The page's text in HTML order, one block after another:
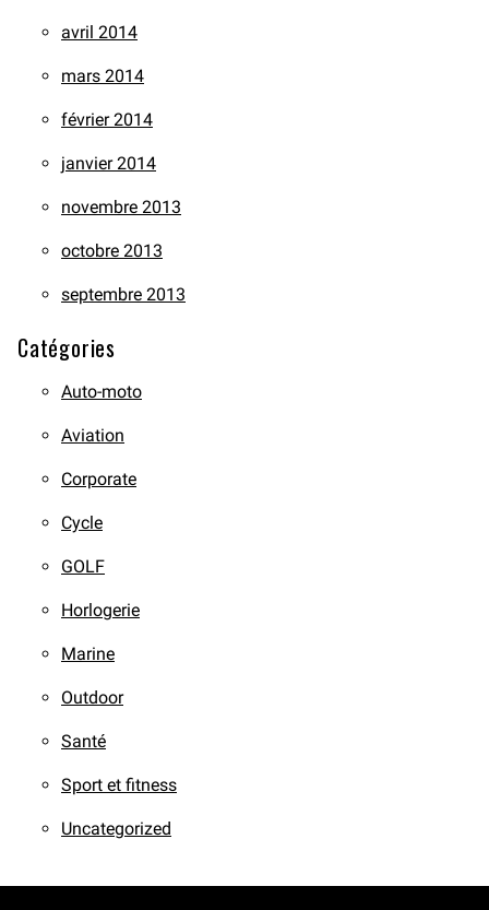
avril 2014
mars 2014
février 2014
janvier 2014
novembre 2013
octobre 2013
septembre 2013
Catégories
Auto-moto
Aviation
Corporate
Cycle
GOLF
Horlogerie
Marine
Outdoor
Santé
Sport et fitness
Uncategorized